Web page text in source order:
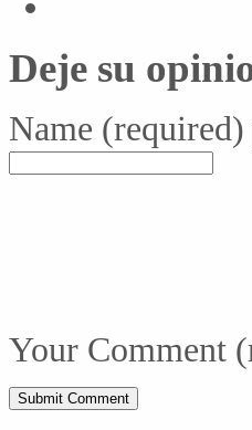
Deje su
Name (required)
Your Comment